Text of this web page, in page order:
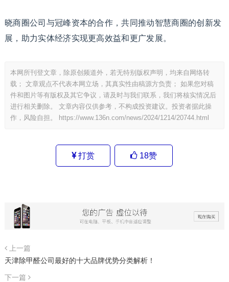
晓商圈公司与冠峰资本的合作，共同推动智慧商圈的创新发
展，助力实体经济实现更高效益和更广发展。
本网所刊登文章，除原创频道外，若无特别版权声明，均来自网络转
载； 文章观点不代表本网立场，其真实性由稿源方负责； 如果您对稿
件和图片等有版权及其它争议，请及时与我们联系，我们将核实情况后
进行相关删除。 文章内容仅供参考，不构成投资建议。投资者据此操
作，风险自担。
https://www.136n.com/news/2024/1214/20744.html
打赏 18赞
上一篇
天津除甲醛公司最好的十大品牌优势分类解析！
下一篇